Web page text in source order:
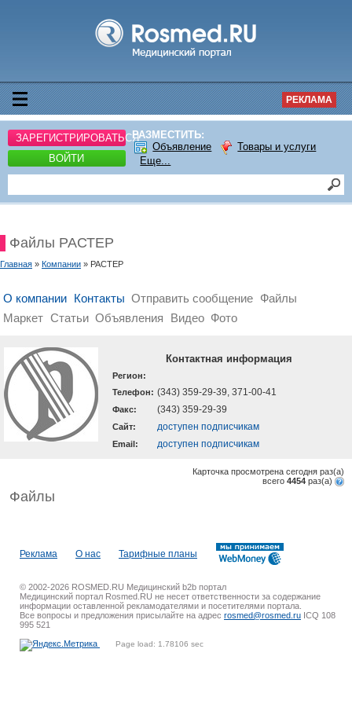
РЕКЛАМА
ЗАРЕГИСТРИРОВАТЬСЯ
ВОЙТИ
РАЗМЕСТИТЬ:
Объявление
Товары и услуги
Еще...
Файлы РАСТЕР
Главная » Компании » РАСТЕР
О компании Контакты Отправить сообщение Файлы
Маркет Статьи Объявления Видео Фото
Контактная информация
Регион:
Телефон: (343) 359-29-39, 371-00-41
Факс: (343) 359-29-39
Cайт: доступен подписчикам
Email: доступен подписчикам
Карточка просмотрена сегодня раз(a)
всего 4454 раз(a)
Файлы
Реклама О нас Тарифные планы
© 2002-2026 ROSMED.RU Медицинский b2b портал
Медицинский портал Rosmed.RU не несет ответственности за содержание
информации оставленной рекламодателями и посетителями портала.
Все вопросы и предложения присылайте на адрес rosmed@rosmed.ru ICQ 108
995 521
Page load: 1.78106 sec